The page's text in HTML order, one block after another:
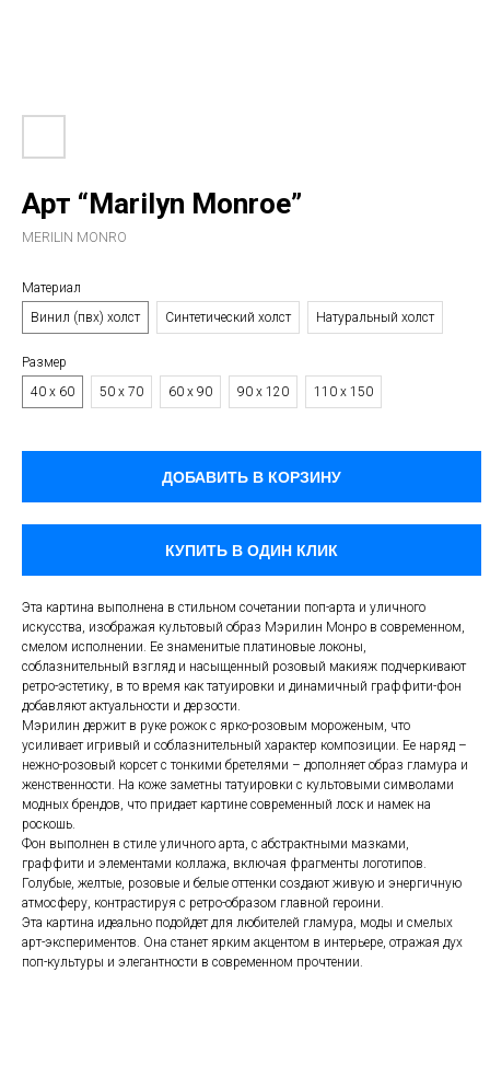
Арт “Marilyn Monroe”
MERILIN MONRO
Материал
Винил (пвх) холст
Синтетический холст Натуральный холст
Размер
40 х 60
50 х 70 60 х 90 90 х 120 110 х 150
ДОБАВИТЬ В КОРЗИНУ
КУПИТЬ В ОДИН КЛИК
Эта картина выполнена в стильном сочетании поп-арта и уличного
искусства, изображая культовый образ Мэрилин Монро в современном,
смелом исполнении. Ее знаменитые платиновые локоны,
соблазнительный взгляд и насыщенный розовый макияж подчеркивают
ретро-эстетику, в то время как татуировки и динамичный граффити-фон
добавляют актуальности и дерзости.
Мэрилин держит в руке рожок с ярко-розовым мороженым, что
усиливает игривый и соблазнительный характер композиции. Ее наряд –
нежно-розовый корсет с тонкими бретелями – дополняет образ гламура и
женственности. На коже заметны татуировки с культовыми символами
модных брендов, что придает картине современный лоск и намек на
роскошь.
Фон выполнен в стиле уличного арта, с абстрактными мазками,
граффити и элементами коллажа, включая фрагменты логотипов.
Голубые, желтые, розовые и белые оттенки создают живую и энергичную
атмосферу, контрастируя с ретро-образом главной героини.
Эта картина идеально подойдет для любителей гламура, моды и смелых
арт-экспериментов. Она станет ярким акцентом в интерьере, отражая дух
поп-культуры и элегантности в современном прочтении.